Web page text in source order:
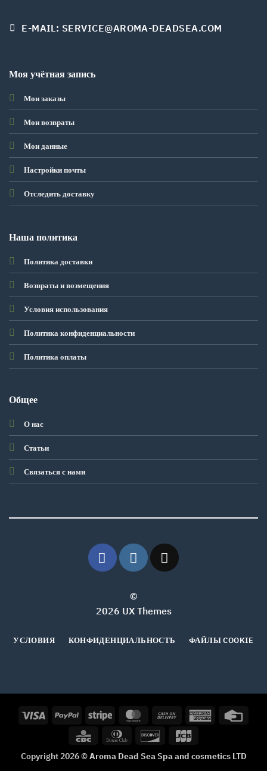
E-MAIL: SERVICE@AROMA-DEADSEA.COM
Моя учётная запись
Мои заказы
Мои возвраты
Мои данные
Настройки почты
Отследить доставку
Наша политика
Политика доставки
Возвраты и возмещения
Условия использования
Политика конфиденциальности
Политика оплаты
Общее
О нас
Статьи
Связаться с нами
©
2026 UX Themes
УСЛОВИЯ КОНФИДЕНЦИАЛЬНОСТЬ ФАЙЛЫ COOKIE
Visa PayPal Stripe MasterCardCash
On
Delivery
American
Dinners
Discover
Copyright 2026 ©Aroma Dead Sea Spa and cosmetics LTD